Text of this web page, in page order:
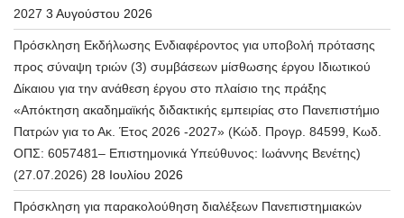
2027 3 Αυγούστου 2026
Πρόσκληση Εκδήλωσης Ενδιαφέροντος για υποβολή πρότασης
προς σύναψη τριών (3) συμβάσεων μίσθωσης έργου Ιδιωτικού
Δίκαιου για την ανάθεση έργου στο πλαίσιο της πράξης
«Απόκτηση ακαδημαϊκής διδακτικής εμπειρίας στο Πανεπιστήμιο
Πατρών για το Ακ. Έτος 2026 -2027» (Κώδ. Προγρ. 84599, Κωδ.
ΟΠΣ: 6057481– Επιστημονικά Υπεύθυνος: Ιωάννης Βενέτης)
(27.07.2026) 28 Ιουλίου 2026
Πρόσκληση για παρακολούθηση διαλέξεων Πανεπιστημιακών